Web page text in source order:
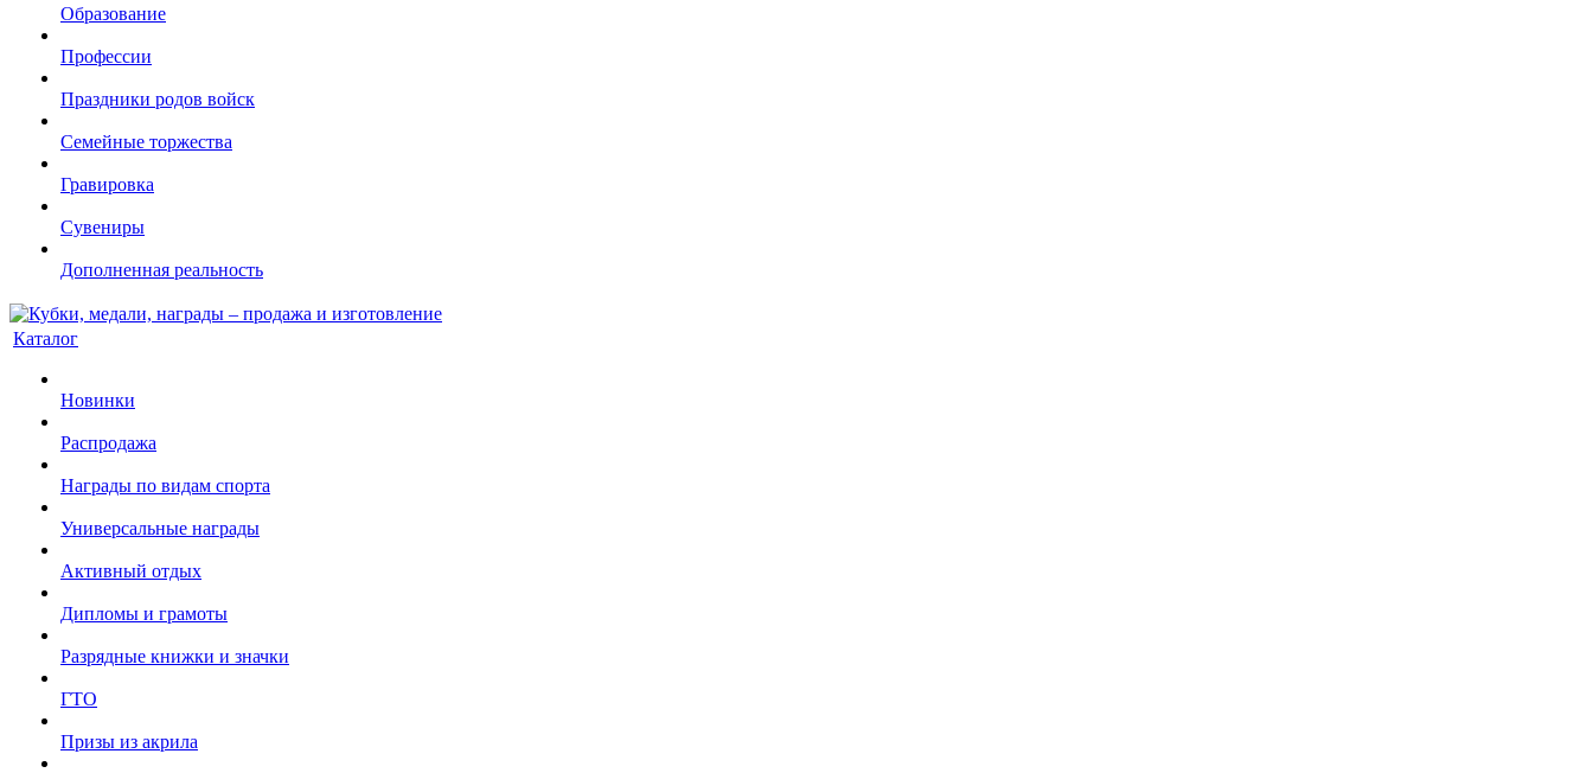
Образование
Профессии
Праздники родов войск
Семейные торжества
Гравировка
Сувениры
Дополненная реальность
Каталог
Новинки
Распродажа
Награды по видам спорта
Универсальные награды
Активный отдых
Дипломы и грамоты
Разрядные книжки и значки
ГТО
Призы из акрила